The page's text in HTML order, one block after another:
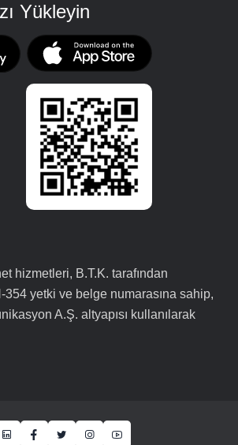
Yükleyin
hizmetleri, B.T.K. tarafından
yetki ve belge numarasına sahip,
A.Ş. altyapısı kullanılarak